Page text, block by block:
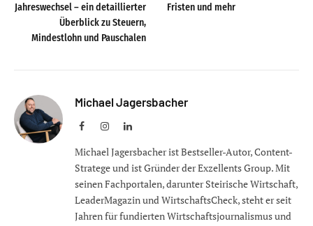
Jahreswechsel – ein detaillierter
Überblick zu Steuern,
Mindestlohn und Pauschalen
Fristen und mehr
Michael Jagersbacher
FacebookInstagramLinkedIn
Michael Jagersbacher ist Bestseller-Autor, Content-
Stratege und ist Gründer der Exzellents Group. Mit
seinen Fachportalen, darunter Steirische Wirtschaft,
LeaderMagazin und WirtschaftsCheck, steht er seit
Jahren für fundierten Wirtschaftsjournalismus und